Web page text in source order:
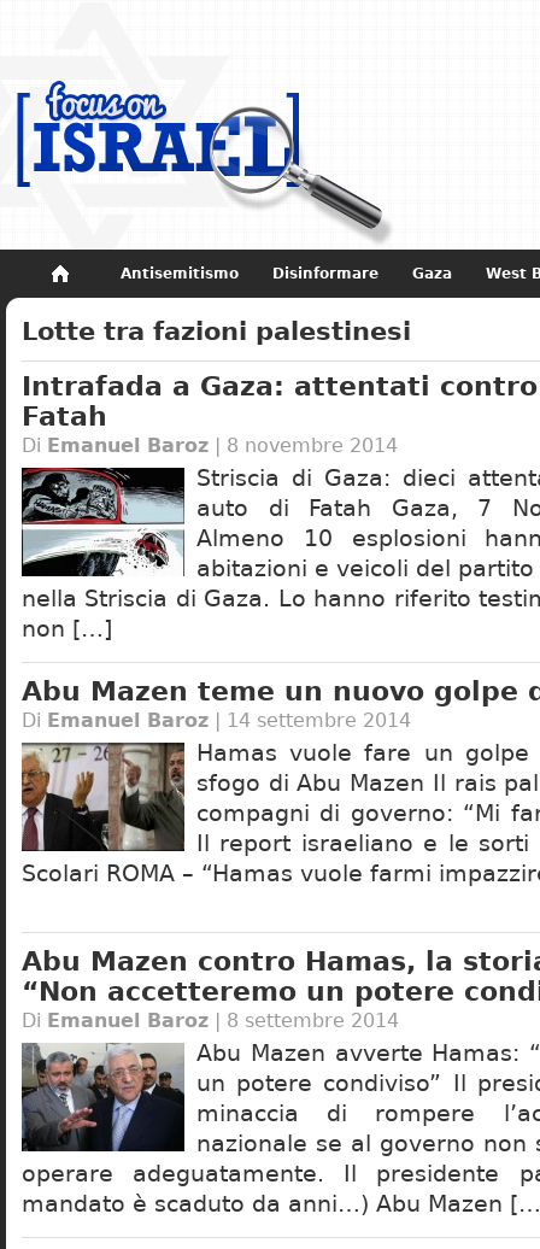
Antisemitismo Disinformare Gaza West
Non dimenticare Storia di Israele
Lotte tra fazioni palestinesi
Intrafada a Gaza: attentati
Fatah
Di Emanuel Baroz | 8 novembre 2014
Striscia di Gaza: dieci
auto di Fatah Gaza, 7
Almeno 10 esplosioni
abitazioni e veicoli del partito
nella Striscia di Gaza. Lo hanno riferito
non […]
Abu Mazen teme un nuovo golpe
Di Emanuel Baroz | 14 settembre 2014
Hamas vuole fare un
sfogo di Abu Mazen Il rais
compagni di governo: “Mi
Il report israeliano e le sorti
Scolari ROMA – “Hamas vuole farmi
Abu Mazen contro Hamas, la
“Non accetteremo un potere
Di Emanuel Baroz | 8 settembre 2014
Abu Mazen avverte Hamas:
un potere condiviso” Il
minaccia di rompere
nazionale se al governo non
operare adeguatamente. Il presidente
mandato è scaduto da anni…) Abu Mazen